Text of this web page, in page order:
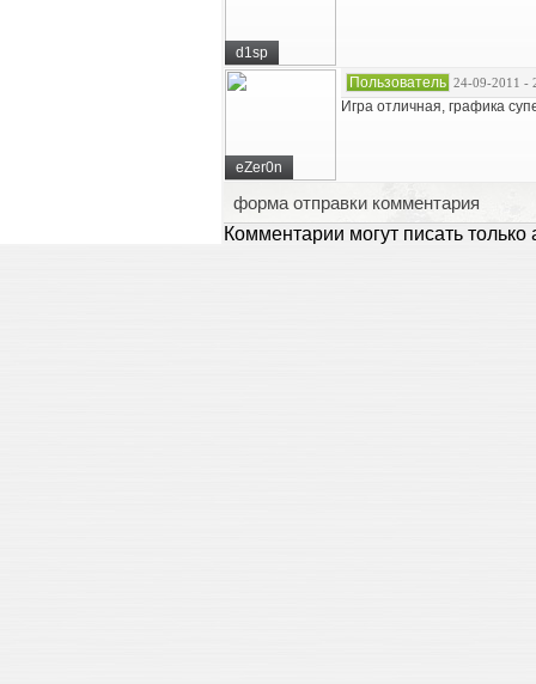
d1sp
eZer0n
Пользователь 24-09-2011 -
Игра отличная, графика
форма отправки комментария
Комментарии могут писать